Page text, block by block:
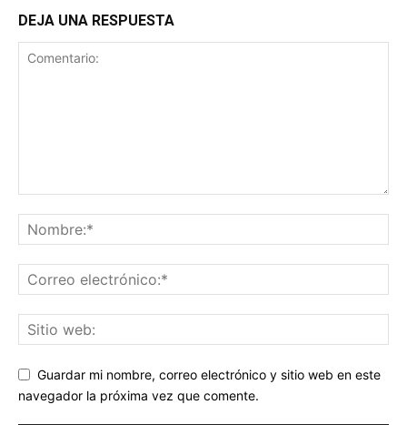
DEJA UNA RESPUESTA
Guardar mi nombre, correo electrónico y sitio web en este
navegador la próxima vez que comente.